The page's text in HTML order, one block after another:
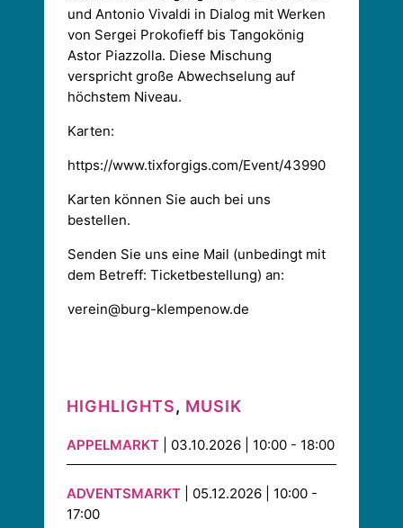
und Antonio Vivaldi in Dialog mit Werken
von Sergei Prokofieff bis Tangokönig
Astor Piazzolla. Diese Mischung
verspricht große Abwechselung auf
höchstem Niveau.
Karten:
https://www.tixforgigs.com/Event/43990
Karten können Sie auch bei uns
bestellen.
Senden Sie uns eine Mail (unbedingt mit
dem Betreff: Ticketbestellung) an:
verein@burg-klempenow.de
HIGHLIGHTS, MUSIK
APPELMARKT | 03.10.2026 | 10:00 - 18:00
ADVENTSMARKT | 05.12.2026 | 10:00 -
17:00